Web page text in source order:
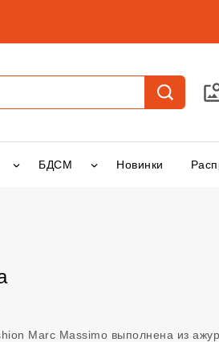
БДСМ Новинки
Marc Massimo выполнена из